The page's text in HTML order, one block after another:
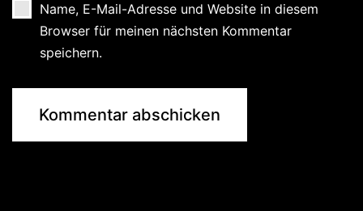
Name, E-Mail-Adresse und Website in diesem
Browser für meinen nächsten Kommentar
speichern.